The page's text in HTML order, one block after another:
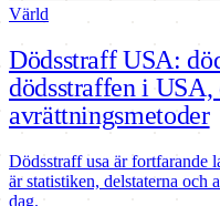
Värld
Dödsstraff USA:
dödsstraffen i USA,
avrättningsmetoder
Dödsstraff usa är fortfarande
är statistiken, delstaterna och
dag.